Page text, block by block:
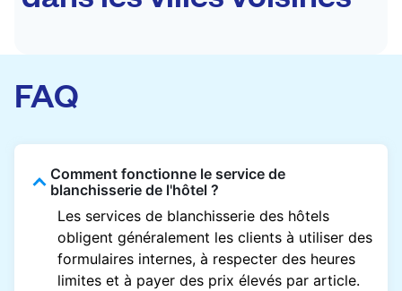
FAQ
Comment fonctionne le service de
blanchisserie de l'hôtel ?
Les services de blanchisserie des hôtels
obligent généralement les clients à utiliser des
formulaires internes, à respecter des heures
limites et à payer des prix élevés par article.